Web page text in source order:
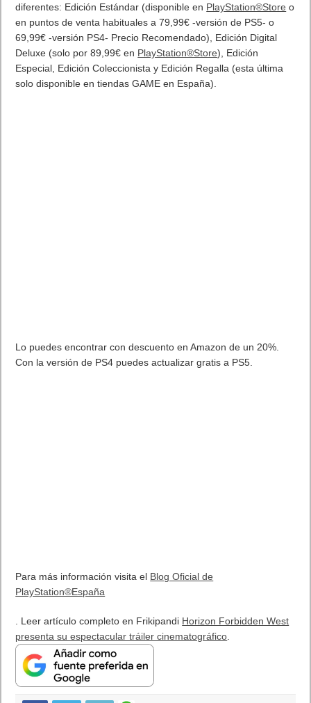
diferentes: Edición Estándar (disponible en PlayStation®Store o
en puntos de venta habituales a 79,99€ -versión de PS5- o
69,99€ -versión PS4- Precio Recomendado), Edición Digital
Deluxe (solo por 89,99€ en PlayStation®Store), Edición
Especial, Edición Coleccionista y Edición Regalla (esta última
solo disponible en tiendas GAME en España).
Lo puedes encontrar con descuento en Amazon de un 20%.
Con la versión de PS4 puedes actualizar gratis a PS5.
Para más información visita el Blog Oficial de
PlayStation®España
. Leer artículo completo en Frikipandi Horizon Forbidden West
presenta su espectacular tráiler cinematográfico